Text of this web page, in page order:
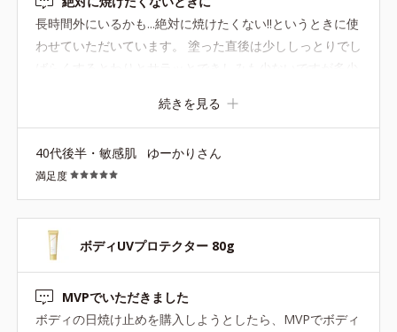
長時間外にいるかも...絶対に焼けたくない‼というときに使
わせていただいています。 塗った直後は少ししっとりでし
イトを使っていますが使用感はリンクルブライトの方が日
が好きです。 大容量なのでおしみなく使えますが、少し大
きいので持ち歩きしやすい以前販売されていたミニサイズ
があったらうれしいなと思います。 MVPでいただきまし
た。大切に使わせていただきます。 ありがとうございま
す！
続きを見る
40代後半・敏感肌 ゆーかりさん
満足度
ボディUVプロテクター 80g
MVPでいただきました
ボディの日焼け止めを購入しようとしたら、MVPでボディ